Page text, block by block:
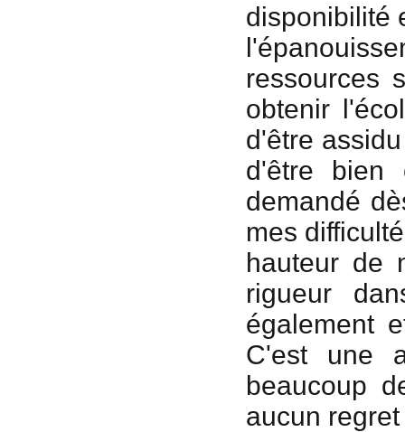
disponibilité
ressources
obtenir
d'être
d'être bien
demandé
mes
hauteur de
rigueur
également
C'est une
beaucoup
aucun